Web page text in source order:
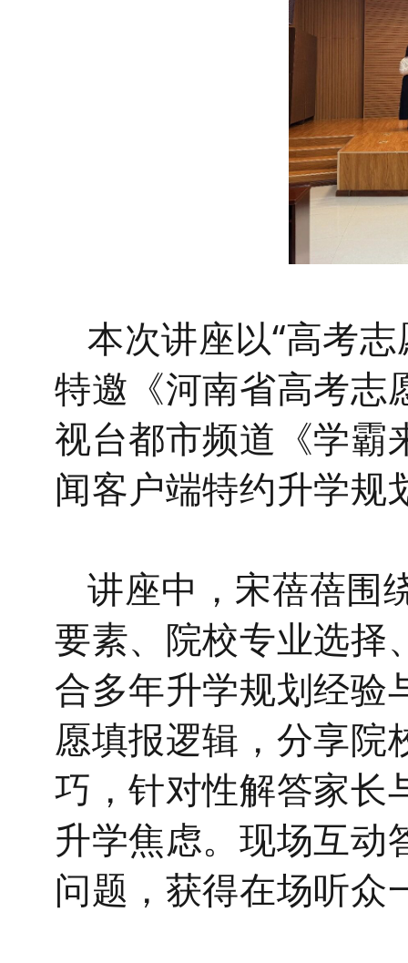
本次讲座以“高考
特邀《河南省高考志
视台都市频道《学霸
闻客户端特约升学规
讲座中，宋蓓蓓围
要素、院校专业选择
合多年升学规划经验
愿填报逻辑，分享院
巧，针对性解答家长
升学焦虑。现场互动
问题，获得在场听众